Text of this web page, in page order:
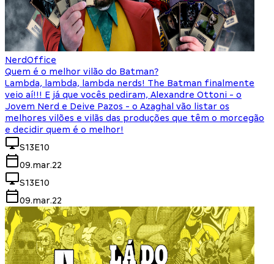
NerdOffice
Quem é o melhor vilão do Batman?
Lambda, lambda, lambda nerds! The Batman finalmente
veio aí!!! E já que vocês pediram, Alexandre Ottoni - o
Jovem Nerd e Deive Pazos - o Azaghal vão listar os
melhores vilões e vilãs das produções que têm o morcegão
e decidir quem é o melhor!
S13E10
09.mar.22
S13E10
09.mar.22